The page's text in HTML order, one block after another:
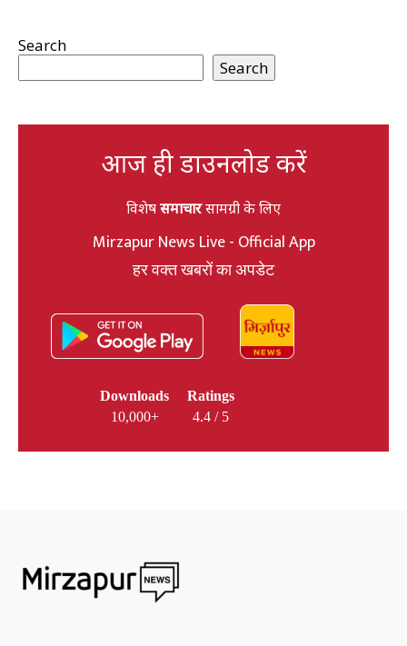
Search
Search
आज ही डाउनलोड करें
विशेषसमाचारसामग्री के लिए
Mirzapur News Live - Official App
हर वक्त खबरों का अपडेट
Downloads
10,000+
Ratings
4.4 / 5